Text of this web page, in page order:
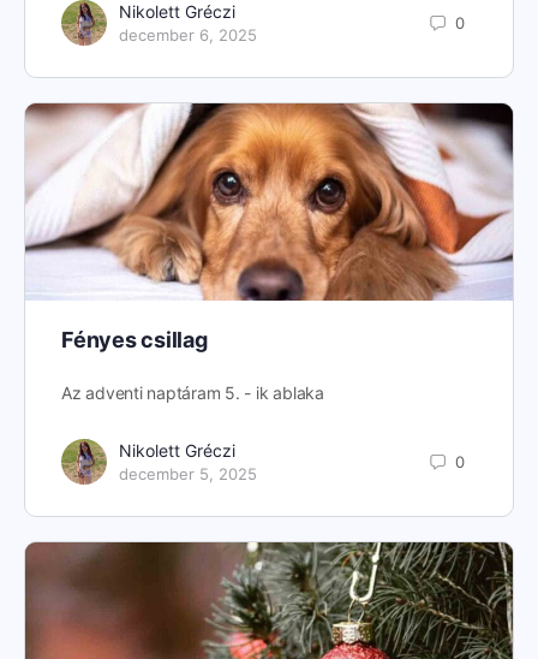
Nikolett Gréczi
december 6, 2025
0
Fényes csillag
Az adventi naptáram 5. - ik ablaka
Nikolett Gréczi
december 5, 2025
0